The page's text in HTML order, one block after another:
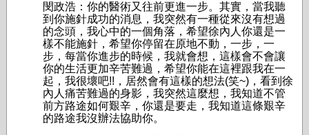
閔政浩：你的醫術又往前更進一步。其實，當我聽
到你施針成功的消息，我突然有一種從來沒有想過
的念頭，我心中的一個角落，希望徐內人你還是一
樣不能施針，希望你停留在原地不動，一步，一
步，每當你進步的時候，我就會想，這樣會不會讓
你的生活更加辛苦難過，希望你能在這裡跟我在一
起，我很壞吧!!，居然會有這樣的想法(笑~)，看到徐
內人痛苦難過的身影，我突然這麼想，我知道不管
前方路途如何艱辛，你還是要走，我知道這條艱辛
的路途我沒辦法協助你。